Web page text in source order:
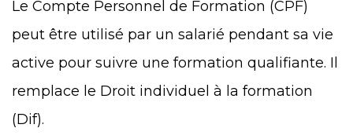
Le Compte Personnel de Formation (CPF)
peut être utilisé par un salarié pendant sa vie
active pour suivre une formation qualifiante. Il
remplace le Droit individuel à la formation
(Dif).